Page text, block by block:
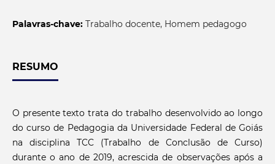
Palavras-chave: Trabalho docente, Homem pedagogo
RESUMO
O presente texto trata do trabalho desenvolvido ao longo
do curso de Pedagogia da Universidade Federal de Goiás
na disciplina TCC (Trabalho de Conclusão de Curso)
durante o ano de 2019, acrescida de observações após a